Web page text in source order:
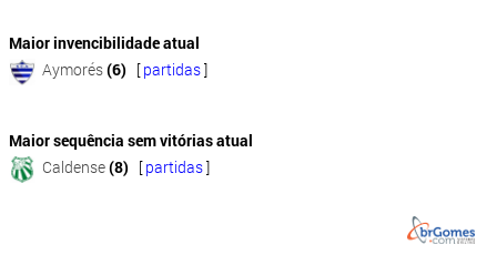
Maior invencibilidade atual
Aymorés(6) [partidas]
Maior sequência sem vitórias atual
Caldense(8) [partidas]